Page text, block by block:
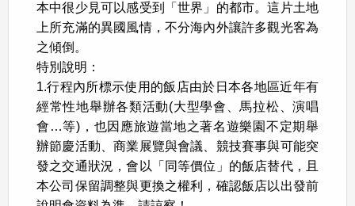
本中很少見可以感受到「世界」的都市。這片土地
上所充滿的異國風情，不分海內外讓許多觀光客為
之傾倒。
特別說明：
1.行程內所標示使用的飯店由於日本各地區近年有
經常性地舉辦各類活動(大型學會、馬拉松、演唱
會…等)，也因應旅遊當地之著名遊樂園不定期舉
辦節慶活動、商業展覽與會議、競技賽事與可能突
發之交通狀況，會以「同等價位」的飯店替代，且
本公司保留調整與更換之權利，確認飯店以出發前